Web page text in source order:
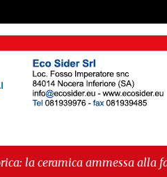
alla fase europea per l’IGP"